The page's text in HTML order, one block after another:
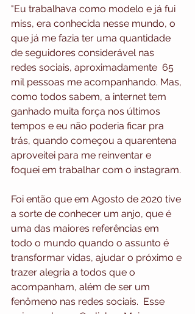
"Eu trabalhava como modelo e já fui
miss, era conhecida nesse mundo, o
que já me fazia ter uma quantidade
de seguidores considerável nas
redes sociais, aproximadamente  65
mil pessoas me acompanhando. Mas,
como todos sabem, a internet tem
ganhado muita força nos últimos
tempos e eu não poderia ficar pra
trás, quando começou a quarentena
aproveitei para me reinventar e
foquei em trabalhar com o instagram.
Foi então que em Agosto de 2020 tive
a sorte de conhecer um anjo, que é
uma das maiores referências em
todo o mundo quando o assunto é
transformar vidas, ajudar o próximo e
trazer alegria a todos que o
acompanham, além de ser um
fenômeno nas redes sociais.  Esse